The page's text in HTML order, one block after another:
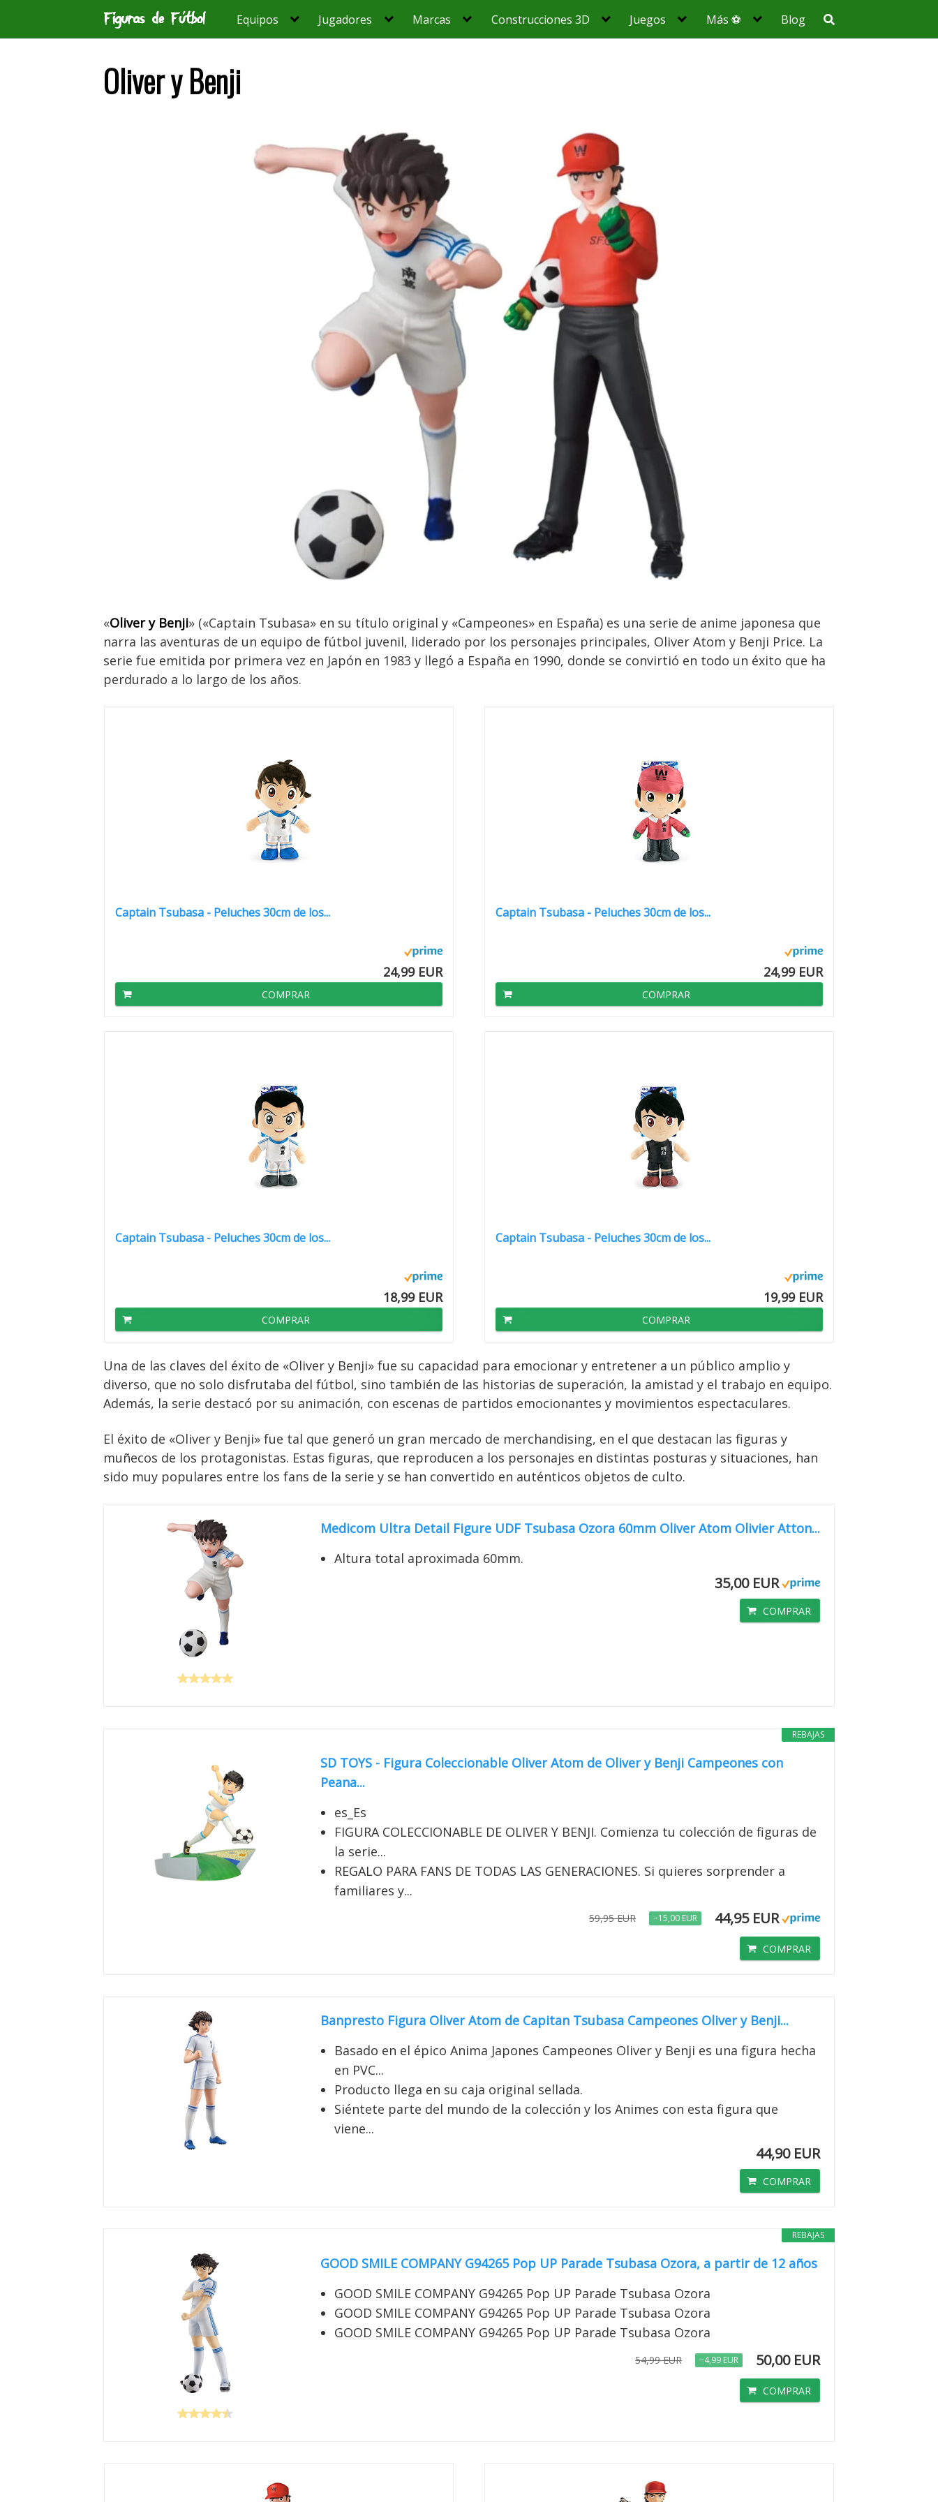
contenido
Equipos Jugadores Marcas Construcciones 3D Juegos Más ⚽ Blog
Oliver y Benji
«Oliver y Benji» («Captain Tsubasa» en su título original y «Campeones» en España) es una serie de anime japonesa que
narra las aventuras de un equipo de fútbol juvenil, liderado por los personajes principales, Oliver Atom y Benji Price. La
serie fue emitida por primera vez en Japón en 1983 y llegó a España en 1990, donde se convirtió en todo un éxito que ha
perdurado a lo largo de los años.
Captain Tsubasa - Peluches 30cm de los...
24,99 EUR
COMPRAR
Captain Tsubasa - Peluches 30cm de los...
24,99 EUR
COMPRAR
Captain Tsubasa - Peluches 30cm de los...
18,99 EUR
COMPRAR
Captain Tsubasa - Peluches 30cm de los...
19,99 EUR
COMPRAR
Una de las claves del éxito de «Oliver y Benji» fue su capacidad para emocionar y entretener a un público amplio y
diverso, que no solo disfrutaba del fútbol, sino también de las historias de superación, la amistad y el trabajo en equipo.
Además, la serie destacó por su animación, con escenas de partidos emocionantes y movimientos espectaculares.
El éxito de «Oliver y Benji» fue tal que generó un gran mercado de merchandising, en el que destacan las figuras y
muñecos de los protagonistas. Estas figuras, que reproducen a los personajes en distintas posturas y situaciones, han
sido muy populares entre los fans de la serie y se han convertido en auténticos objetos de culto.
Medicom Ultra Detail Figure UDF Tsubasa Ozora 60mm Oliver Atom Olivier Atton...
Altura total aproximada 60mm.
35,00 EUR
COMPRAR
REBAJAS
SD TOYS - Figura Coleccionable Oliver Atom de Oliver y Benji Campeones con
Peana...
es_Es
FIGURA COLECCIONABLE DE OLIVER Y BENJI. Comienza tu colección de figuras de
la serie...
REGALO PARA FANS DE TODAS LAS GENERACIONES. Si quieres sorprender a
familiares y...
59,95 EUR −15,00 EUR 44,95 EUR
COMPRAR
Banpresto Figura Oliver Atom de Capitan Tsubasa Campeones Oliver y Benji...
Basado en el épico Anima Japones Campeones Oliver y Benji es una figura hecha
en PVC...
Producto llega en su caja original sellada.
Siéntete parte del mundo de la colección y los Animes con esta figura que
viene...
44,90 EUR
COMPRAR
REBAJAS
GOOD SMILE COMPANY G94265 Pop UP Parade Tsubasa Ozora, a partir de 12 años
GOOD SMILE COMPANY G94265 Pop UP Parade Tsubasa Ozora
GOOD SMILE COMPANY G94265 Pop UP Parade Tsubasa Ozora
GOOD SMILE COMPANY G94265 Pop UP Parade Tsubasa Ozora
54,99 EUR −4,99 EUR 50,00 EUR
COMPRAR